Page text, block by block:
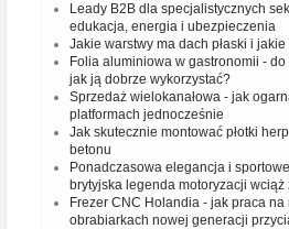
Leady B2B dla specjalistycznych
edukacja, energia i ubezpieczenia
Jakie warstwy ma dach płaski i jakie
Folia aluminiowa w gastronomii -
jak ją dobrze wykorzystać?
Sprzedaż wielokanałowa - jak
platformach jednocześnie
Jak skutecznie montować płotki
betonu
Ponadczasowa elegancja i
brytyjska legenda motoryzacji wciąż
Frezer CNC Holandia - jak praca na
obrabiarkach nowej generacji